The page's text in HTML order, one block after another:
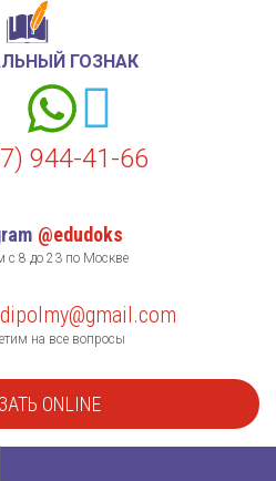
ГОЗНАК
944-41-66
@edudoks
с 8 до 23 по Москве
на все вопросы
ONLINE